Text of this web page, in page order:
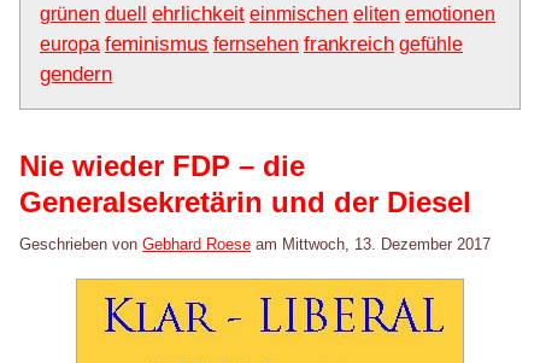
grünen duell ehrlichkeit einmischen eliten emotionen
europa feminismus fernsehen frankreich gefühle
gendern
Nie wieder FDP – die
Generalsekretärin und der Diesel
Geschrieben von Gebhard Roese am Mittwoch, 13. Dezember 2017